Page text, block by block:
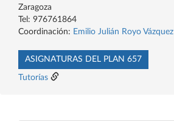
Zaragoza
Tel: 976761864
Coordinación: Emilio Julián Royo Vázquez
ASIGNATURAS DEL PLAN 657
Tutorías